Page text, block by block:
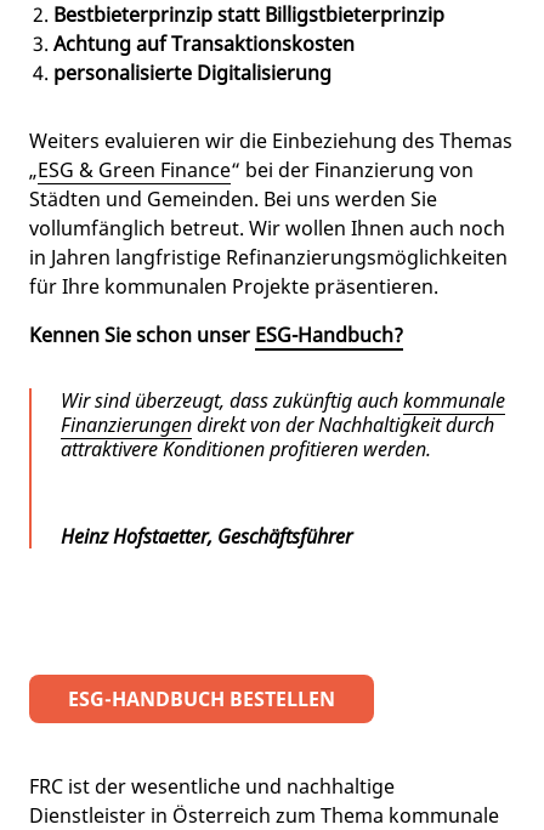
Bestbieterprinzip statt Billigstbieterprinzip
Achtung auf Transaktionskosten
personalisierte Digitalisierung
Weiters evaluieren wir die Einbeziehung des Themas
„ESG & Green Finance“ bei der Finanzierung von
Städten und Gemeinden. Bei uns werden Sie
vollumfänglich betreut. Wir wollen Ihnen auch noch
in Jahren langfristige Refinanzierungsmöglichkeiten
für Ihre kommunalen Projekte präsentieren.
Kennen Sie schon unser ESG-Handbuch?
Wir sind überzeugt, dass zukünftig auchkommunale
Finanzierungendirekt von der Nachhaltigkeit durch
attraktivere Konditionen profitieren werden.
Heinz Hofstaetter, Geschäftsführer
ESG-HANDBUCH BESTELLEN
FRC ist der wesentliche und nachhaltige
Dienstleister in Österreich zum Thema kommunale